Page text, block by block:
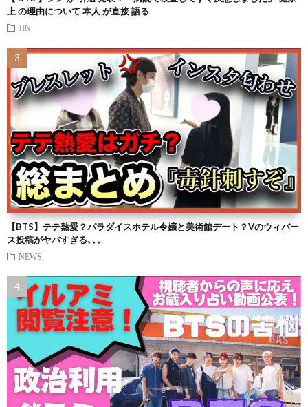
上 の理由について 本人 が直接 語る
JIN
【BTS】テテ熱愛？パラダイスホテル令嬢と美術館デート？Vのウィバー
ス投稿がヤバすぎる､､､
NEWS